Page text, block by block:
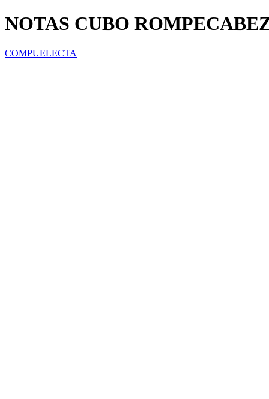
NOTAS CUBO
COMPUELECTA